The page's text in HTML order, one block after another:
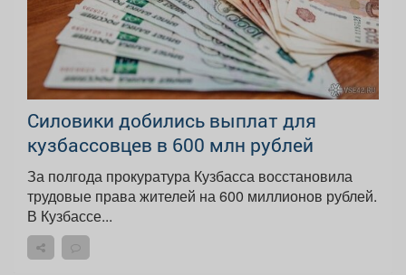
Силовики добились выплат для
кузбассовцев в 600 млн рублей
За полгода прокуратура Кузбасса восстановила
трудовые права жителей на 600 миллионов рублей.
В Кузбассе...